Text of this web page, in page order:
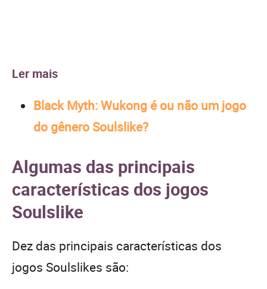
Ler mais
Black Myth: Wukong é ou não um jogo
do gênero Soulslike?
Algumas das principais
características dos jogos
Soulslike
Dez das principais características dos
jogos Soulslikes são: